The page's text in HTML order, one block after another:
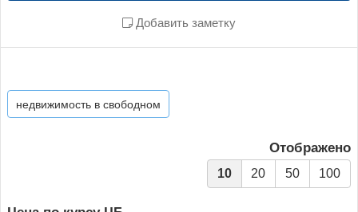
Добавить заметку
недвижимость в свободном
Отображено
10 20 50 100